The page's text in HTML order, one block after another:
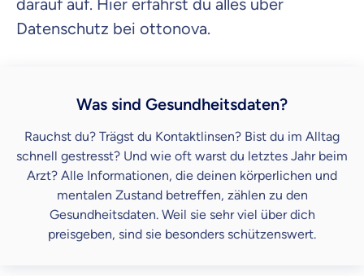
darauf auf. Hier erfährst du alles über
Datenschutz bei ottonova.
Was sind Gesundheitsdaten?
Rauchst du? Trägst du Kontaktlinsen? Bist du im Alltag
schnell gestresst? Und wie oft warst du letztes Jahr beim
Arzt? Alle Informationen, die deinen körperlichen und
mentalen Zustand betreffen, zählen zu den
Gesundheitsdaten. Weil sie sehr viel über dich
preisgeben, sind sie besonders schützenswert.